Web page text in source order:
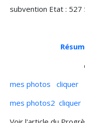
subvention Etat : 527
mes photos cliquer
mes photos2 cliquer